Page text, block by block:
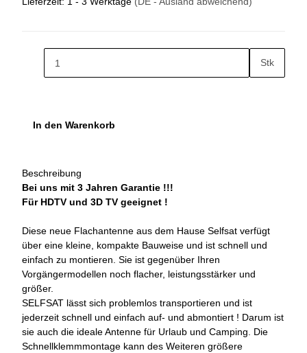
Stk
In den Warenkorb
Beschreibung
Bei uns mit 3 Jahren Garantie !!!
Für HDTV und 3D TV geeignet !
Diese neue Flachantenne aus dem Hause Selfsat verfügt
über eine kleine, kompakte Bauweise und ist schnell und
einfach zu montieren. Sie ist gegenüber Ihren
Vorgängermodellen noch flacher, leistungsstärker und
größer.
SELFSAT lässt sich problemlos transportieren und ist
jederzeit schnell und einfach auf- und abmontiert ! Darum ist
sie auch die ideale Antenne für Urlaub und Camping. Die
Schnellklemmmontage kann des Weiteren größere